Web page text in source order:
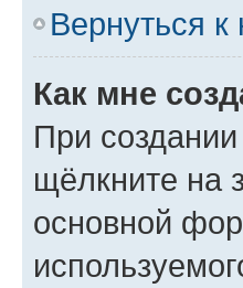
Вернуться к
Как мне
При
щёлкните на
основной